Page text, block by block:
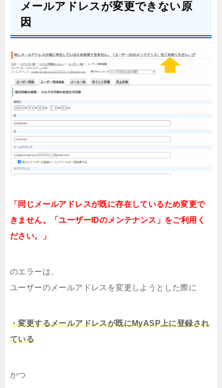
メールアドレスが変更できない原
因
「同じメールアドレスが既に存在しているため変更で
きません。「ユーザーIDのメンテナンス」をご利用く
ださい。」
のエラーは、
ユーザーのメールアドレスを変更しようとした際に
・変更するメールアドレスが既にMyASP上に登録され
ている
かつ